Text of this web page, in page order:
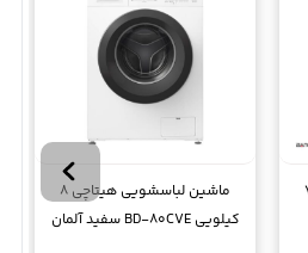
7
ماشین لباسشویی هیتاچی 8
کیلویی BD-80CVE سفید آلمان